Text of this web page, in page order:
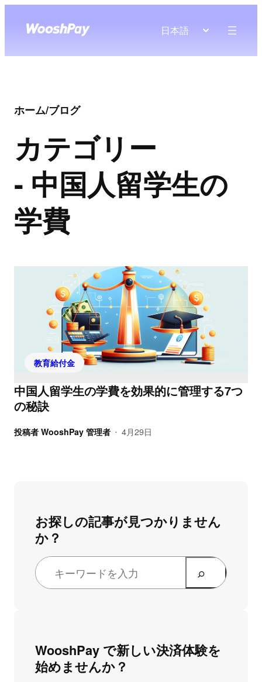
日本語
ホーム/ブログ
カテゴリー
- 中国人留学生の
学費
教育給付金
中国人留学生の学費を効果的に管理する7つ
の秘訣
投稿者 WooshPay 管理者 • 4月29日
お探しの記事が見つかりません
か？
WooshPay で新しい決済体験を
始めませんか？